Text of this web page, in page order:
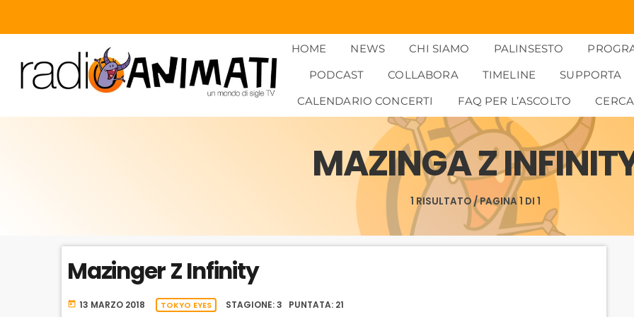
HOME NEWS CHI SIAMO PALINSESTO
PODCAST
COLLABORA TIMELINE
SUPPORTA
CALENDARIO CONCERTI
FAQ PER L’ASCOLTO CERCA
MAZINGA Z
1 RISULTATO / PAGINA 1 DI 1
Mazinger Z Infinity
today 13 MARZO 2018 TOKYO EYES STAGIONE: 3 PUNTATA: 21